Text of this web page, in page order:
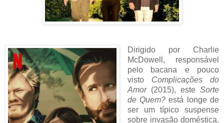
Dirigido por Charlie
McDowell, responsável
pelo bacana e pouco
visto Complicações do
Amor (2015), esteSorte
de Quem?está longe de
ser um típico suspense
sobre invasão doméstica.